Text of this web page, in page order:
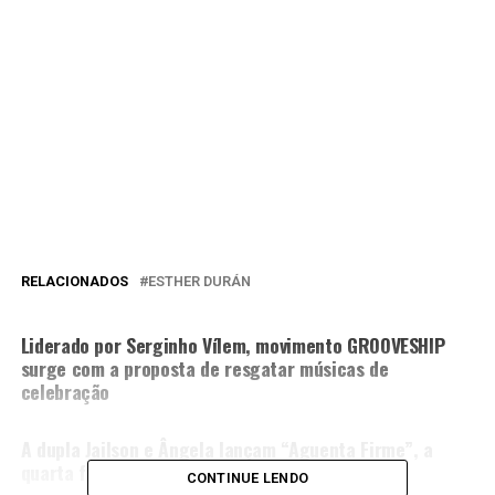
RELACIONADOS ESTHER DURÁN
Liderado por Serginho Vílem, movimento GROOVESHIP
surge com a proposta de resgatar músicas de
celebração
quarta faixa do EP “Ele Vem”CONTINUE LENDO